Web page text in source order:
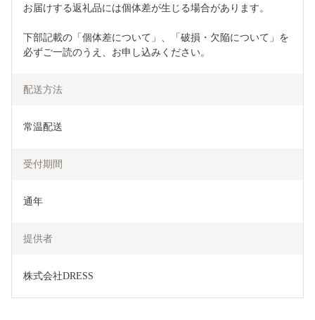
お届けする返礼品には個体差が生じる場合があります。
下部記載の「個体差について」、「破損・欠陥について」を
必ずご一読のうえ、お申し込みください。
配送方法
常温配送
受付期間
通年
提供者
株式会社DRESS